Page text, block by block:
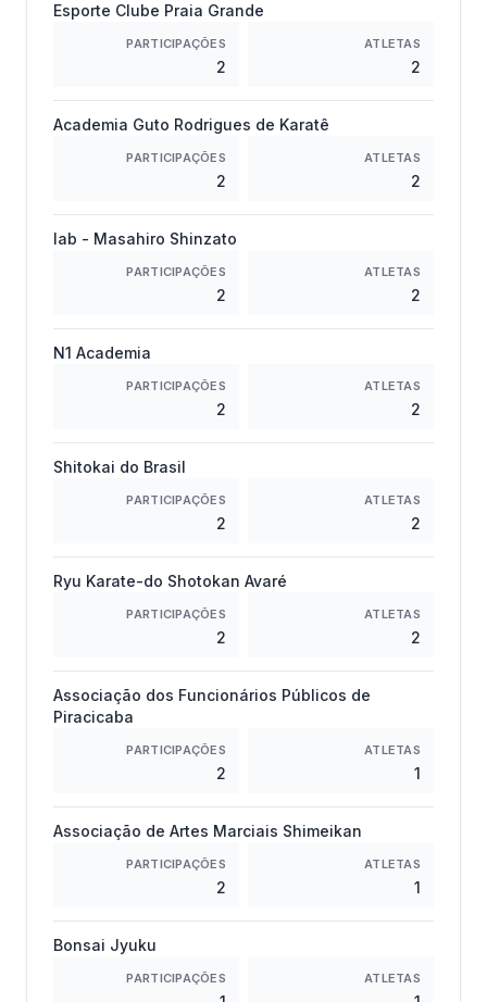
Esporte Clube Praia Grande
PARTICIPAÇÕES
2
ATLETAS
2
Academia Guto Rodrigues de Karatê
PARTICIPAÇÕES
2
ATLETAS
2
Iab - Masahiro Shinzato
PARTICIPAÇÕES
2
ATLETAS
2
N1 Academia
PARTICIPAÇÕES
2
ATLETAS
2
Shitokai do Brasil
PARTICIPAÇÕES
2
ATLETAS
2
Ryu Karate-do Shotokan Avaré
PARTICIPAÇÕES
2
ATLETAS
2
Associação dos Funcionários Públicos de
Piracicaba
PARTICIPAÇÕES
2
ATLETAS
1
Associação de Artes Marciais Shimeikan
PARTICIPAÇÕES
2
ATLETAS
1
Bonsai Jyuku
PARTICIPAÇÕES ATLETAS